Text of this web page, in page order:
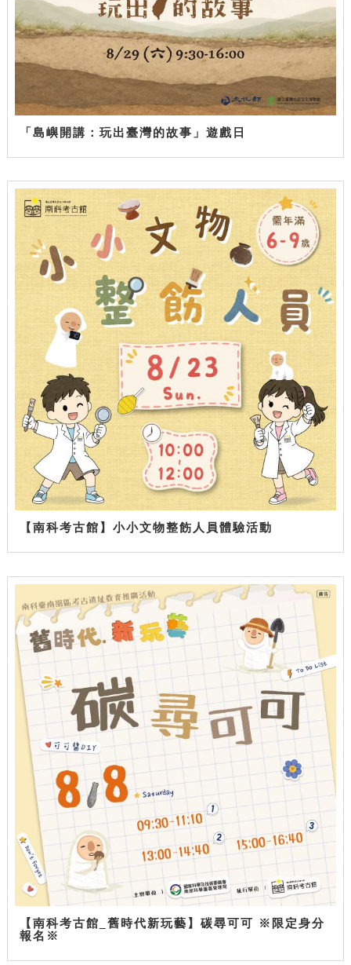
「島嶼開講：玩出臺灣的故事」遊戲日
【南科考古館】小小文物整飭人員體驗活動
【南科考古館_舊時代新玩藝】碳尋可可 ※限定身分
報名※